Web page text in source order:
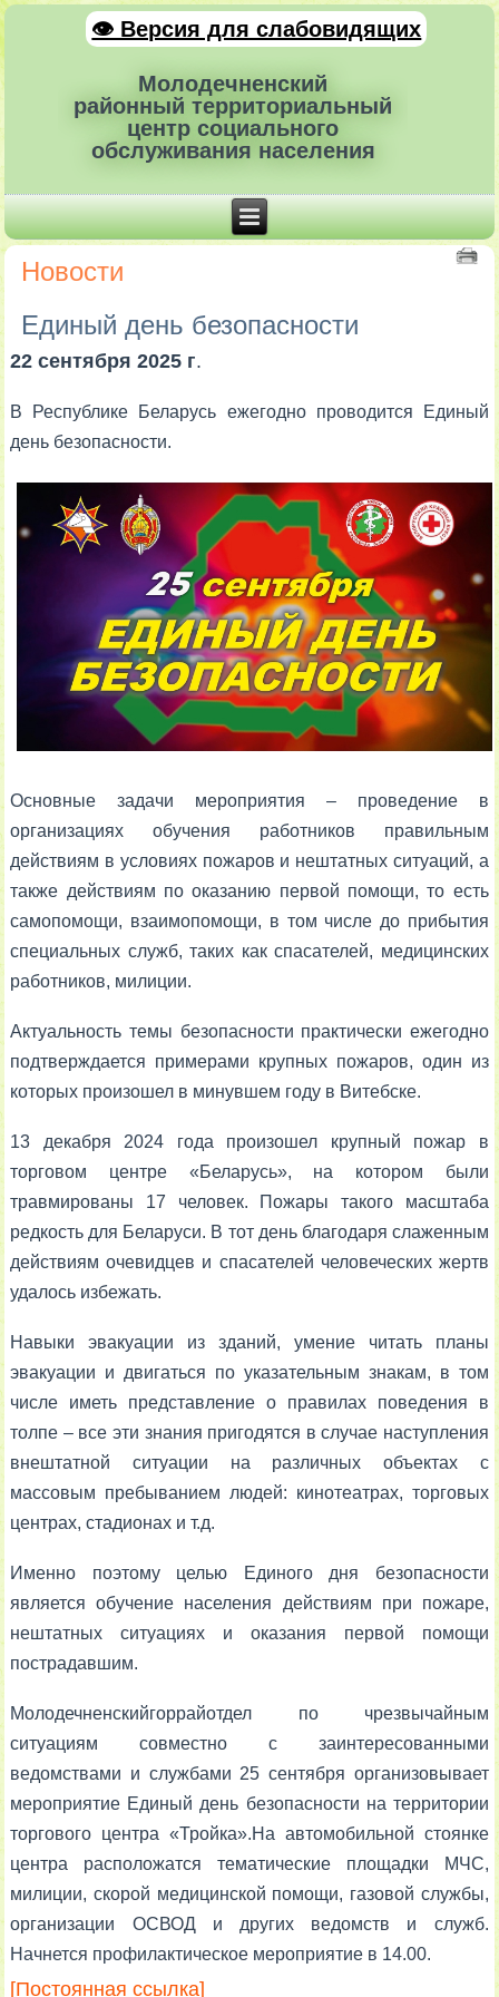
👁 Версия для слабовидящих
Молодечненский
районный территориальный
центр социального
обслуживания населения
Новости
Единый день безопасности
22 сентября 2025 г.
В Республике Беларусь ежегодно проводится Единый
день безопасности.
Основные задачи мероприятия – проведение в
организациях обучения работников правильным
действиям в условиях пожаров и нештатных ситуаций, а
также действиям по оказанию первой помощи, то есть
самопомощи, взаимопомощи, в том числе до прибытия
специальных служб, таких как спасателей, медицинских
работников, милиции.
Актуальность темы безопасности практически ежегодно
подтверждается примерами крупных пожаров, один из
которых произошел в минувшем году в Витебске.
13 декабря 2024 года произошел крупный пожар в
торговом центре «Беларусь», на котором были
травмированы 17 человек. Пожары такого масштаба
редкость для Беларуси. В тот день благодаря слаженным
действиям очевидцев и спасателей человеческих жертв
удалось избежать.
Навыки эвакуации из зданий, умение читать планы
эвакуации и двигаться по указательным знакам, в том
числе иметь представление о правилах поведения в
толпе – все эти знания пригодятся в случае наступления
внештатной ситуации на различных объектах с
массовым пребыванием людей: кинотеатрах, торговых
центрах, стадионах и т.д.
Именно поэтому целью Единого дня безопасности
является обучение населения действиям при пожаре,
нештатных ситуациях и оказания первой помощи
пострадавшим.
Молодечненскийгоррайотдел по чрезвычайным
ситуациям совместно с заинтересованными
ведомствами и службами 25 сентября организовывает
мероприятие Единый день безопасности на территории
торгового центра «Тройка».На автомобильной стоянке
центра расположатся тематические площадки МЧС,
милиции, скорой медицинской помощи, газовой службы,
организации ОСВОД и других ведомств и служб.
Начнется профилактическое мероприятие в 14.00.
[Постоянная ссылка]